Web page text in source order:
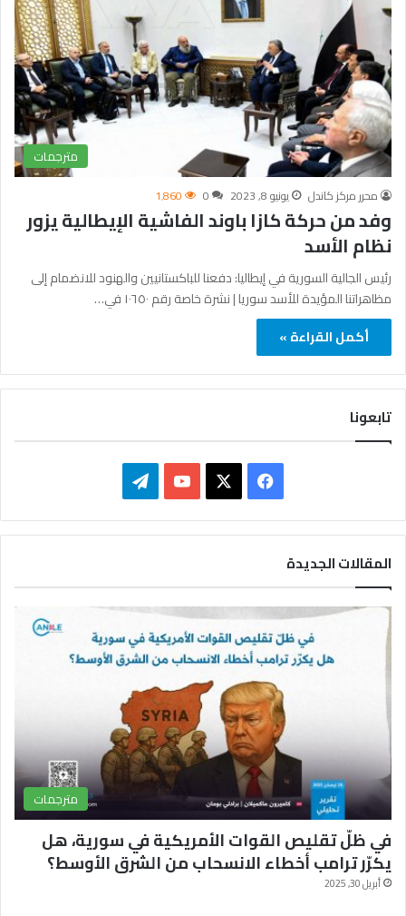
مترجمات
محرر مركز كاندل يونيو 8, 2023 0 1٬860
وفد من حركة كازا باوند الفاشية الإيطالية يزور
نظام الأسد
رئيس الجالية السورية في إيطاليا: دفعنا للباكستانيين والهنود للانضمام إلى
مظاهراتنا المؤيدة للأسد سوريا | نشرة خاصة رقم ١٠٦٥٠ في…
أكمل القراءة »
تابعونا
ي
ب
و
ك
X
Y
u
T
u
b
e
ي
ق
ا
م
المقالات الجديدة
مترجمات
في ظلّ تقليص القوات الأمريكية في سورية، هل
يكرّر ترامب أخطاء الانسحاب من الشرق الأوسط؟
أبريل 30, 2025